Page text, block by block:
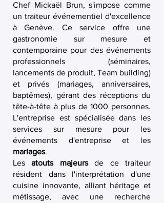
Chef Mickaël Brun, s'impose comme
un traiteur événementiel d'excellence
à Genève. Ce service offre une
gastronomie sur mesure et
contemporaine pour des événements
professionnels (séminaires,
lancements de produit, Team building)
et privés (mariages, anniversaires,
baptêmes), gérant des réceptions du
tête-à-tête à plus de 1000 personnes.
L'entreprise est spécialisée dans les
services sur mesure pour les
événements d'entreprise et les
mariages.
Lesatouts majeursde ce traiteur
résident dans l'interprétation d'une
cuisine innovante, alliant héritage et
métissage, avec une recherche